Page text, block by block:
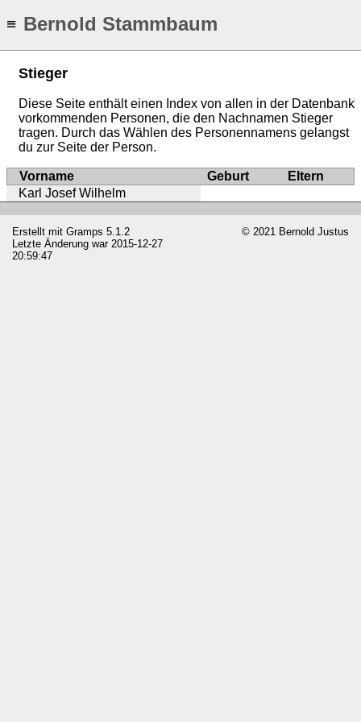
≡ Bernold Stammbaum
Stieger
Diese Seite enthält einen Index von allen in der Datenbank
vorkommenden Personen, die den Nachnamen Stieger
tragen. Durch das Wählen des Personennamens gelangst
du zur Seite der Person.
Vorname Geburt
Eltern
Karl Josef Wilhelm
Erstellt mit Gramps 5.1.2
Letzte Änderung war 2015-12-27
20:59:47
© 2021 Bernold Justus